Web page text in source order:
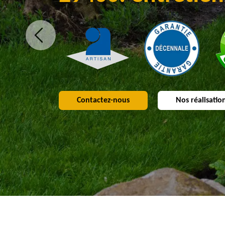
Contactez-nous Nos